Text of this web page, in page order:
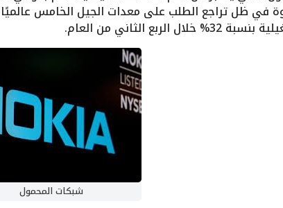
في ظل تراجع الطلب على معدات الجيل الخامس
خلال الربع الثاني من العام​.
شبكات المحمول